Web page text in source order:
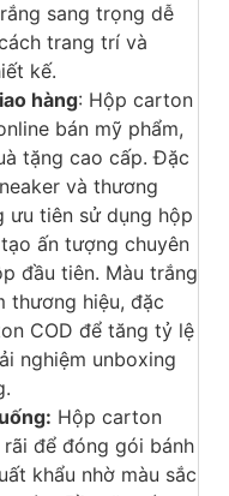
sang trọng dễ
trang trí và
kế.
hàng: Hộp carton
bán mỹ phẩm,
tặng cao cấp. Đặc
và thương
ưu tiên sử dụng hộp
ấn tượng chuyên
đầu tiên. Màu trắng
thương hiệu, đặc
COD để tăng tỷ lệ
nghiệm unboxing
Hộp carton
để đóng gói bánh
khẩu nhờ màu sắc